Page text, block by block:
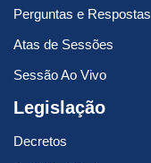
Perguntas e Respostas
Atas de Sessões
Sessão Ao Vivo
Legislação
Decretos